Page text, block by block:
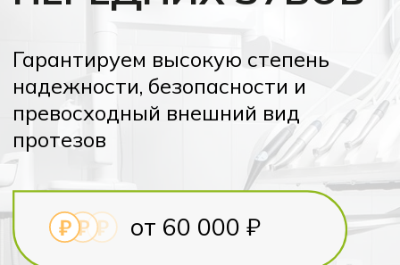
от 60 000 ₽
Составление плана лечения под Ваш
бюджет и Ваши сроки
На бесплатной консультации
вас ждет:
Комплексный осмотр и диагностика
состояния полости рта